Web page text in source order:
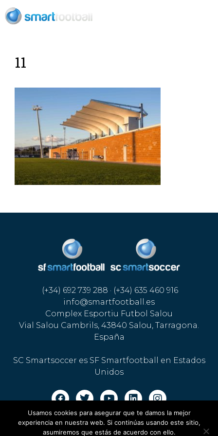
11
(+34) 692 739 288 · (+34) 635 460 916
info@smartfootball.es
Complex Esportiu Futbol Salou
Vial Salou Cambrils, 43840 Salou, Tarragona.
España
SC Smartsoccer es SF Smartfootball en Estados
Unidos
Aviso legal · Política de cookies·Política de privacidad
Usamos cookies para asegurar que te damos la mejor
experiencia en nuestra web. Si continúas usando este sitio,
asumiremos que estás de acuerdo con ello.